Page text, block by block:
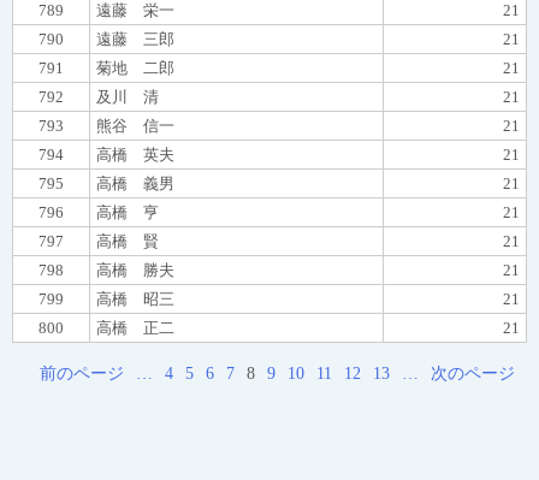
789
遠藤 栄一
21
790
遠藤 三郎
21
791
菊地 二郎
21
792
及川 清
21
793
熊谷 信一
21
794
高橋 英夫
21
795
高橋 義男
21
796
高橋 亨
21
797
高橋 賢
21
798
高橋 勝夫
21
799
高橋 昭三
21
800
高橋 正二 21
前のページ … 4 5 6 7 8 9 10 11 12 13 … 次のページ